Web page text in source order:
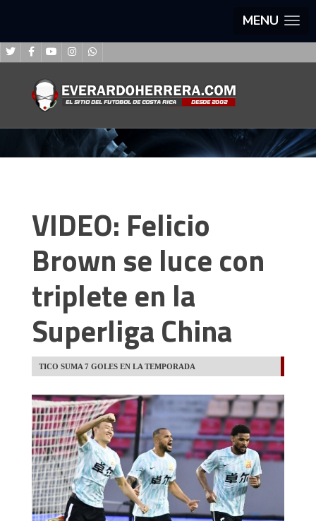
MENU
VIDEO: Felicio
Brown se luce con
triplete en la
Superliga China
TICO SUMA 7 GOLES EN LA TEMPORADA